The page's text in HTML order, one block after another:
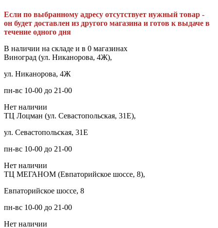
Если по выбранному адресу отсутствует нужный товар -
он будет доставлен из другого магазина и готов к выдаче в
течение одного дня
В наличии на складе и в 0 магазинах
Виноград (ул. Никанорова, 4Ж),
ул. Никанорова, 4Ж
пн-вс 10-00 до 21-00
Нет наличии
ТЦ Лоцман (ул. Севастопольская, 31Е),
ул. Севастопольская, 31Е
пн-вс 10-00 до 21-00
Нет наличии
ТЦ МЕГАНОМ (Евпаторийское шоссе, 8),
Евпаторийское шоссе, 8
пн-вс 10-00 до 21-00
Нет наличии